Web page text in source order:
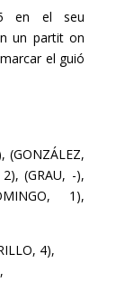
en el seu
un partit on
el guió
(GONZÁLEZ,
(GRAU, -),
1),
4),